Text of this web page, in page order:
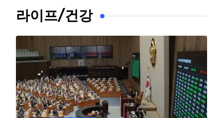
라이프/건강